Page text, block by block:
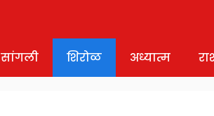
सांगली शिरोळ अध्यात्म